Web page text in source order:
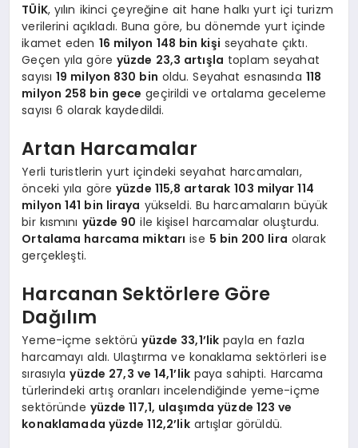
TÜİK, yılın ikinci çeyreğine ait hane halkı yurt içi turizm
verilerini açıkladı. Buna göre, bu dönemde yurt içinde
ikamet eden 16 milyon 148 bin kişi seyahate çıktı.
Geçen yıla göre yüzde 23,3 artışla toplam seyahat
sayısı19 milyon 830 bin oldu. Seyahat esnasında 118
milyon 258 bin gece geçirildi ve ortalama geceleme
sayısı 6 olarak kaydedildi.
Artan Harcamalar
Yerli turistlerin yurt içindeki seyahat harcamaları,
önceki yıla göreyüzde 115,8 artarak 103 milyar 114
milyon 141 bin liraya yükseldi. Bu harcamaların büyük
bir kısmını yüzde 90 ile kişisel harcamalar oluşturdu.
Ortalama harcama miktarı ise 5 bin 200 lira olarak
gerçekleşti.
Harcanan Sektörlere Göre
Dağılım
Yeme-içme sektörüyüzde 33,1’lik payla en fazla
harcamayı aldı. Ulaştırma ve konaklama sektörleri ise
sırasıylayüzde 27,3 ve 14,1’lik paya sahipti. Harcama
türlerindeki artış oranları incelendiğinde yeme-içme
sektöründe yüzde 117,1, ulaşımda yüzde 123 ve
konaklamada yüzde 112,2’likartışlar görüldü.